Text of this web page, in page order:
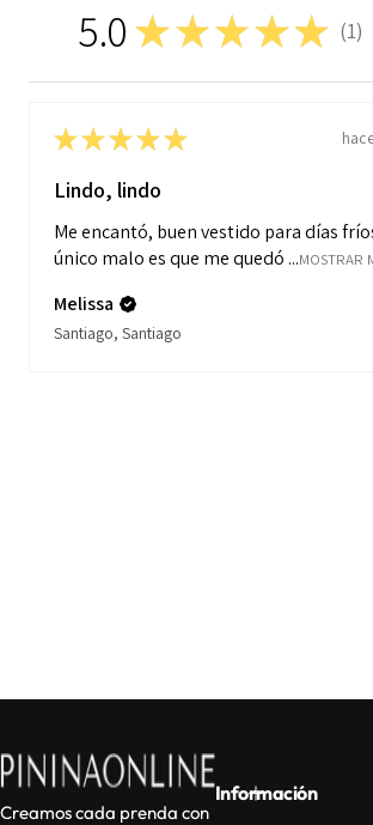
5.0 ★ ★ ★★★ 1
★★★★★
Lindo, lindo
Me encantó, buen vestido para días
único malo es que me quedó ...MOSTRAR
Melissa
Santiago, Santiago
Creamos cada prenda con
Información